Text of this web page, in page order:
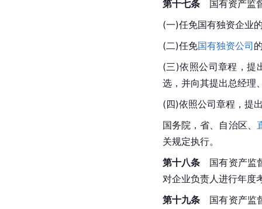
第十七条 国有资产监
(一)任免国有独资企业
(二)任免国有独资公司
(三)依照公司章程，提
选，并向其提出总经理
(四)依照公司章程，提
国务院 ，省、自治区、
关规定执行。
第十八条 国有资产监
对企业负责人进行年度
第十九条 国有资产监